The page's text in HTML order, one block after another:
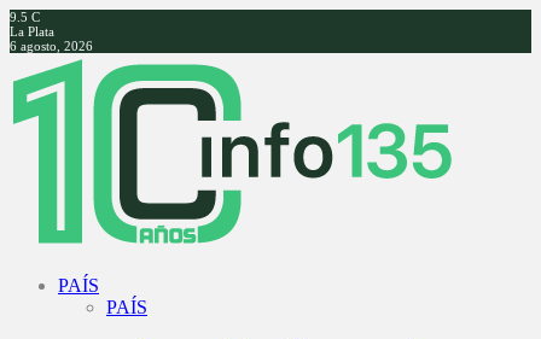
9.5 C
La Plata
6 agosto, 2026
Facebook
Twitter
Instagram
Youtube
PAÍS
PAÍS